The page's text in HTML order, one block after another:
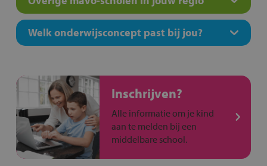
Welk onderwijsconcept past bij jou?
Inschrijven?
Alle informatie om je kind
aan te melden bij een
middelbare school.